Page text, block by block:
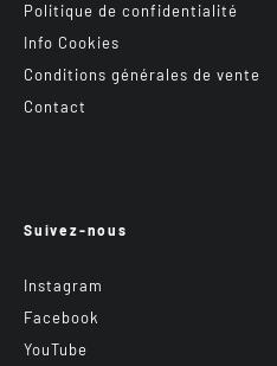
Politique de confidentialité
Info Cookies
Conditions générales de vente
Contact
Suivez-nous
Instagram
Facebook
YouTube